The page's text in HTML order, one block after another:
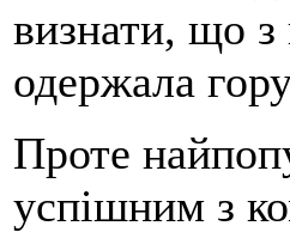
визнати, що з
одержала
Проте
успішним з